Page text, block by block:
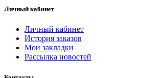
Личный кабинет
Личный кабинет
История заказов
Мои закладки
Рассылка новостей